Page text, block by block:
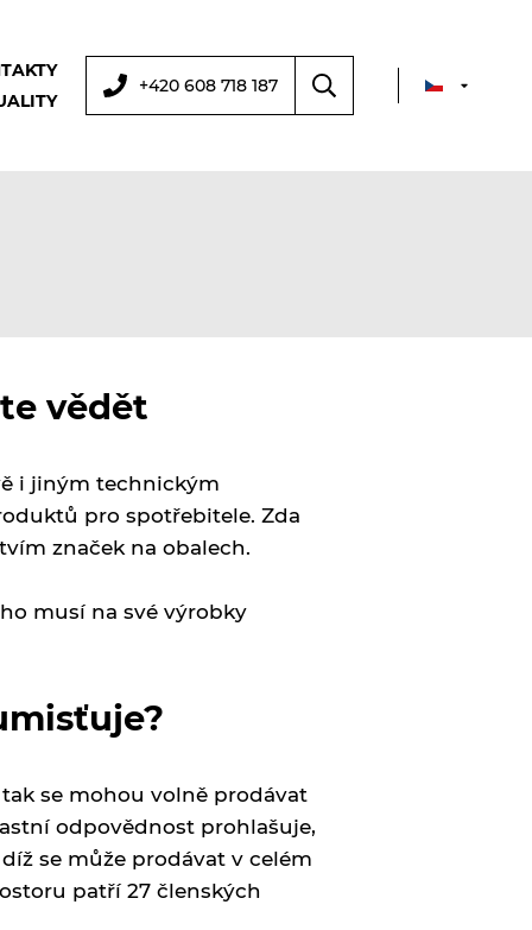
+420 608 718 187
vědět
i jiným technickým
pro spotřebitele. Zda
značek na obalech.
musí na své výrobky
se mohou volně prodávat
odpovědnost prohlašuje,
se může prodávat v celém
patří 27 členských